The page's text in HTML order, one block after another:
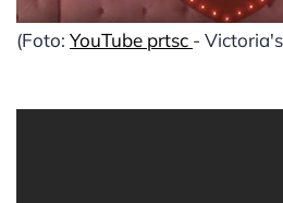
(Foto: YouTube prtsc -